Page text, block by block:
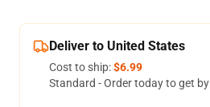
Deliver to United States
Cost to ship:$6.99
Standard - Order today to get by